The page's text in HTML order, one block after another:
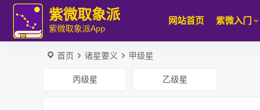
紫微取象派
紫微取象派App
网站首页 紫微入门
首页 诸星要义 甲级星
丙级星 乙级星